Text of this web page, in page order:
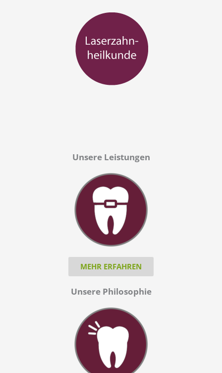
Unsere Leistungen
MEHR ERFAHREN
Unsere Philosophie